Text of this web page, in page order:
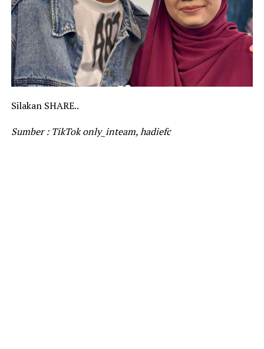
Silakan SHARE..
Sumber : TikTok only_inteam, hadiefc